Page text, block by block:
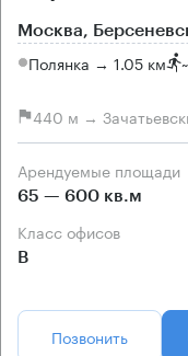
Москва,
Полянка → 1.05 км ~
440 м →
Арендуемые площади
65 — 600 кв.м
Класс офисов
B
Позвонить